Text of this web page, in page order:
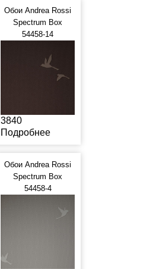
Обои Andrea Rossi
Spectrum Box
54458-14
3840
Подробнее
Обои Andrea Rossi
Spectrum Box
54458-4